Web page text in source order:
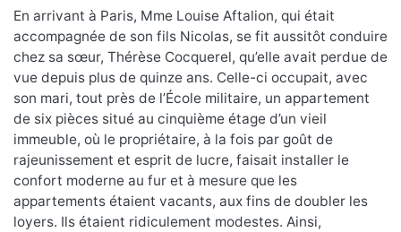
En arrivant à Paris, Mme Louise Aftalion, qui était
accompagnée de son fils Nicolas, se fit aussitôt conduire
chez sa sœur, Thérèse Cocquerel, qu’elle avait perdue de
vue depuis plus de quinze ans. Celle-ci occupait, avec
son mari, tout près de l’École militaire, un appartement
de six pièces situé au cinquième étage d’un vieil
immeuble, où le propriétaire, à la fois par goût de
rajeunissement et esprit de lucre, faisait installer le
confort moderne au fur et à mesure que les
appartements étaient vacants, aux fins de doubler les
loyers. Ils étaient ridiculement modestes. Ainsi,